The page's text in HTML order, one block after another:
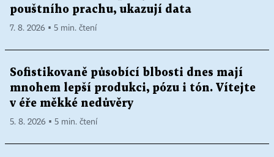
pouštního prachu, ukazují data
7. 8. 2026 ▪ 5 min. čtení
Sofistikovaně působící blbosti dnes mají
mnohem lepší produkci, pózu i tón. Vítejte
v éře měkké nedůvěry
5. 8. 2026 ▪ 5 min. čtení